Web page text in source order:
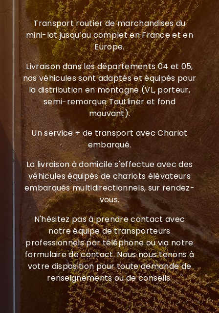
Transport routier de marchandises du
mini-lot jusqu’au complet en France et en
Europe.
Livraison dans les départements 04 et 05,
nos véhicules sont adaptés et équipés pour
la distribution en montagne (VL, porteur,
semi-remorque Tautliner et fond
mouvant).
Un service + de transport avec Chariot
embarqué.
La livraison à domicile s'effectue avec des
véhicules équipés de chariots élévateurs
embarqués multidirectionnels, sur rendez-
vous.
N'hésitez pas à prendre contact avec
notre équipe de transporteurs
professionnels par téléphone ou via notre
formulaire de contact. Nous nous tenons à
votre disposition pour toute demande de
renseignements ou de conseils.